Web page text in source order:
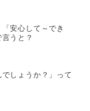
「安心して～でき
うと？
しょうか？」って